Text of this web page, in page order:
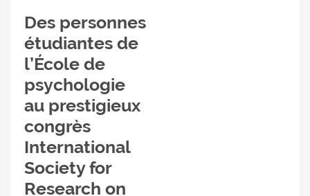
Des personnes
étudiantes de
l’École de
psychologie
au prestigieux
congrès
International
Society for
Research on